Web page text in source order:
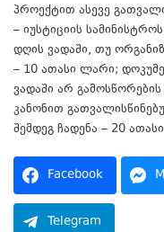
პროექტით ასევე
– იუსტიციის
დღის ვადაში, თუ
– 10 ათასი ლარი;
ვადაში არ
კანონით
შემდეგ ჩადენა – 20
Facebook
Telegram